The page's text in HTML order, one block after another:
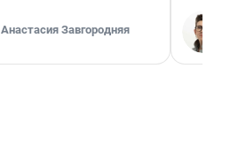
Анастасия Завгородняя